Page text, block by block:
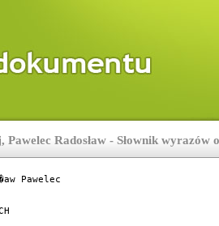
Radosław - Słownik wyrazów
Pawelec